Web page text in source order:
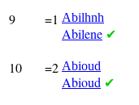
9 =1 Abilhnh
Abilene ✔
10 =2 Abioud
Abioud ✔